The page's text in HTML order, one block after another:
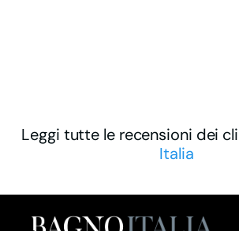
Leggi tutte le recensioni dei
Italia